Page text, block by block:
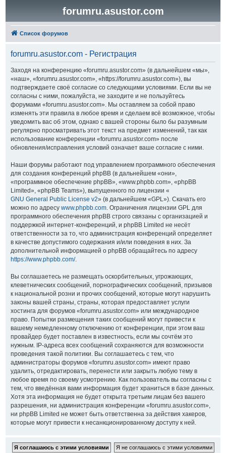
forumru.asustor.com
Список форумов
forumru.asustor.com - Регистрация
Заходя на конференцию «forumru.asustor.com» (в дальнейшем «мы»,
«наш», «forumru.asustor.com», «https://forumru.asustor.com»), вы
подтверждаете своё согласие со следующими условиями. Если вы не
согласны с ними, пожалуйста, не заходите и не пользуйтесь
форумами «forumru.asustor.com». Мы оставляем за собой право
изменять эти правила в любое время и сделаем всё возможное, чтобы
уведомить вас об этом, однако с вашей стороны было бы разумным
регулярно просматривать этот текст на предмет изменений, так как
использование конференции «forumru.asustor.com» после
обновления/исправления условий означает ваше согласие с ними.
Наши форумы работают под управлением программного обеспечения
для создания конференций phpBB (в дальнейшем «они»,
«программное обеспечение phpBB», «www.phpbb.com», «phpBB
Limited», «phpBB Teams»), выпущенного по лицензии «
GNU General Public License v2» (в дальнейшем «GPL»). Скачать его
можно по адресу www.phpbb.com. Ограничения лицензии GPL для
программного обеспечения phpBB строго связаны с организацией и
поддержкой интернет-конференций, и phpBB Limited не несёт
ответственности за то, что администрация конференций определяет
в качестве допустимого содержания и/или поведения в них. За
дополнительной информацией о phpBB обращайтесь по адресу
https://www.phpbb.com/.
Вы соглашаетесь не размещать оскорбительных, угрожающих,
клеветнических сообщений, порнографических сообщений, призывов
к национальной розни и прочих сообщений, которые могут нарушить
законы вашей страны, страны, которая предоставляет услуги
хостинга для форумов «forumru.asustor.com» или международное
право. Попытки размещения таких сообщений могут привести к
вашему немедленному отключению от конференции, при этом ваш
провайдер будет поставлен в известность, если мы сочтём это
нужным. IP-адреса всех сообщений сохраняются для возможности
проведения такой политики. Вы соглашаетесь с тем, что
администраторы форумов «forumru.asustor.com» имеют право
удалить, отредактировать, перенести или закрыть любую тему в
любое время по своему усмотрению. Как пользователь вы согласны с
тем, что введённая вами информация будет храниться в базе данных.
Хотя эта информация не будет открыта третьим лицам без вашего
разрешения, ни администрация конференции «forumru.asustor.com»,
ни phpBB Limited не может быть ответственна за действия хакеров,
которые могут привести к несанкционированному доступу к ней.